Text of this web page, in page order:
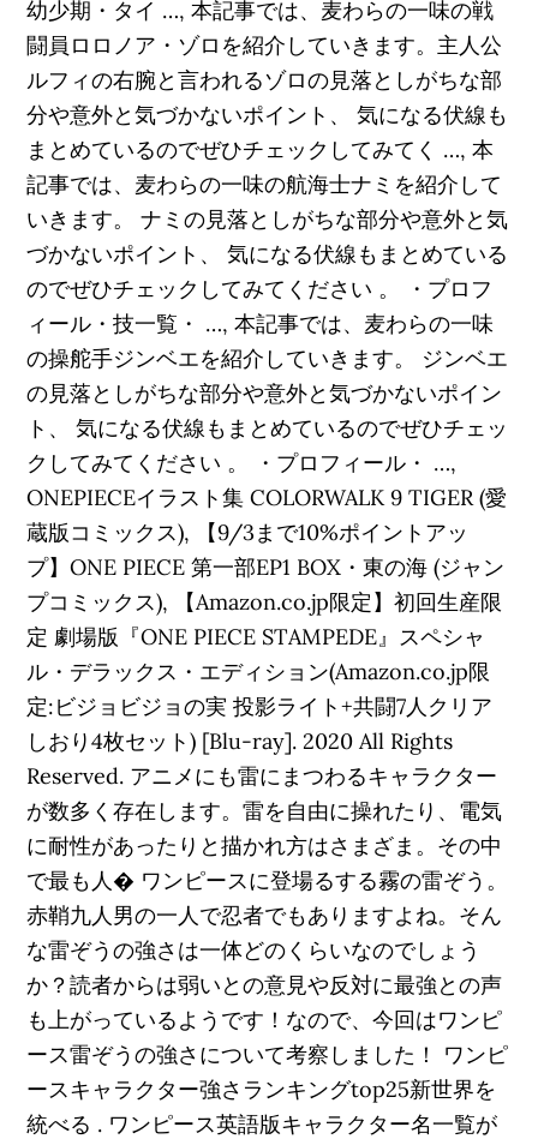
幼少期・タイ …, 本記事では、麦わらの一味の戦
闘員ロロノア・ゾロを紹介していきます。主人公
ルフィの右腕と言われるゾロの見落としがちな部
分や意外と気づかないポイント、 気になる伏線も
まとめているのでぜひチェックしてみてく …, 本
記事では、麦わらの一味の航海士ナミを紹介して
いきます。 ナミの見落としがちな部分や意外と気
づかないポイント、 気になる伏線もまとめている
のでぜひチェックしてみてください 。 ・プロフ
ィール・技一覧・ …, 本記事では、麦わらの一味
の操舵手ジンベエを紹介していきます。 ジンベエ
の見落としがちな部分や意外と気づかないポイン
ト、 気になる伏線もまとめているのでぜひチェッ
クしてみてください 。 ・プロフィール・ …,
ONEPIECEイラスト集 COLORWALK 9 TIGER (愛
蔵版コミックス), 【9/3まで10%ポイントアッ
プ】ONE PIECE 第一部EP1 BOX・東の海 (ジャン
プコミックス), 【Amazon.co.jp限定】初回生産限
定 劇場版『ONE PIECE STAMPEDE』スペシャ
ル・デラックス・エディション(Amazon.co.jp限
定:ビジョビジョの実 投影ライト+共闘7人クリア
しおり4枚セット) [Blu-ray]. 2020 All Rights
Reserved. アニメにも雷にまつわるキャラクター
が数多く存在します。雷を自由に操れたり、電気
に耐性があったりと描かれ方はさまざま。その中
で最も人� ワンピースに登場るする霧の雷ぞう。
赤鞘九人男の一人で忍者でもありますよね。そん
な雷ぞうの強さは一体どのくらいなのでしょう
か？読者からは弱いとの意見や反対に最強との声
も上がっているようです！なので、今回はワンピ
ース雷ぞうの強さについて考察しました！ ワンピ
ースキャラクター強さランキングtop25新世界を
統べる . ワンピース英語版キャラクター名一覧が